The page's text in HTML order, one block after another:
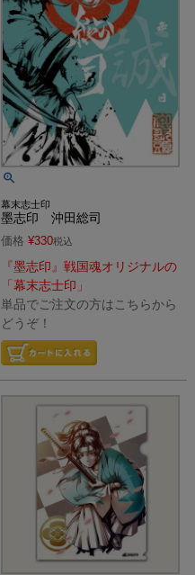
幕末志士印
墨志印 沖田総司
価格 ¥330税込
『墨志印』戦国魂オリジナルの
「幕末志士印」
単品でご注文の方はこちらから
どうぞ！